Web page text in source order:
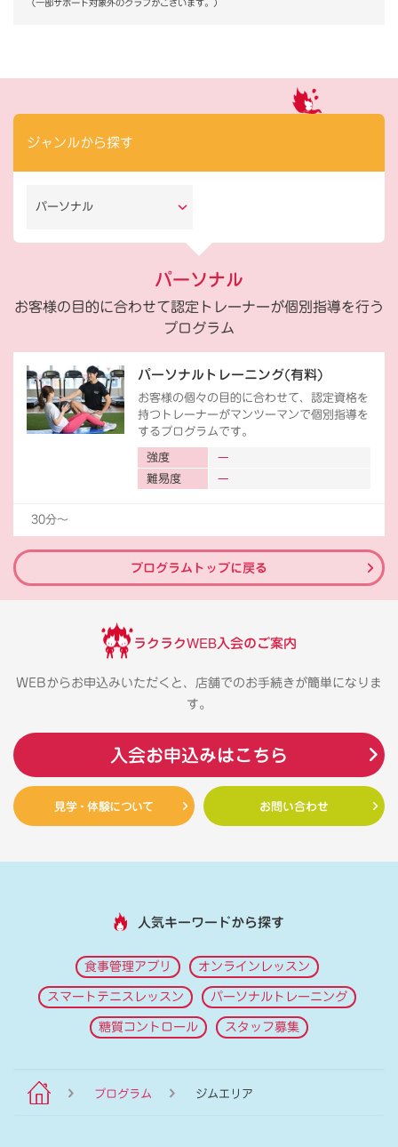
（一部サポート対象外のクラブがございます。）
ジャンルから探す
パーソナル
パーソナル
お客様の目的に合わせて認定トレーナーが個別指導を行う
プログラム
パーソナルトレーニング(有料)
お客様の個々の目的に合わせて、認定資格を
持つトレーナーがマンツーマンで個別指導を
するプログラムです。
強度
難易度
30分〜
プログラムトップに戻る
ラクラクWEB入会のご案内
WEBからお申込みいただくと、店舗でのお手続きが簡単になりま
す。
入会お申込みはこちら
見学・体験について お問い合わせ
人気キーワードから探す
食事管理アプリ オンラインレッスン
スマートテニスレッスン パーソナルトレーニング
糖質コントロール スタッフ募集
プログラム ジムエリア